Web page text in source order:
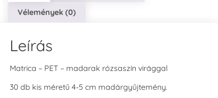
Vélemények (0)
Leírás
Matrica – PET – madarak rózsaszín virággal
30 db kis méretű 4-5 cm madárgyűjtemény.